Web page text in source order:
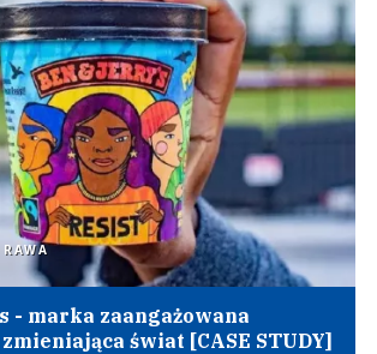
- marka zaangażowana
świat [CASE STUDY]